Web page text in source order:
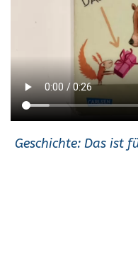
Geschichte: Das ist